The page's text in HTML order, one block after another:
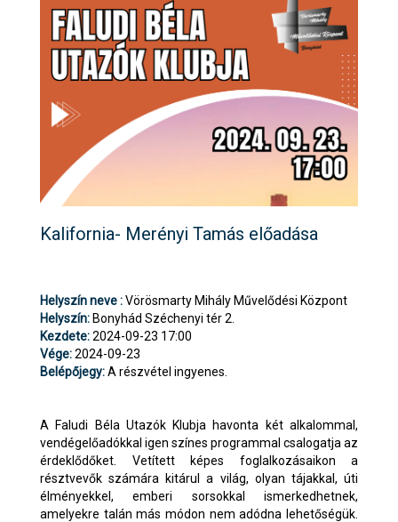
Kalifornia- Merényi Tamás előadása
Helyszín neve :Vörösmarty Mihály Művelődési Központ
Helyszín: Bonyhád Széchenyi tér 2.
Kezdete:2024-09-23 17:00
Vége:2024-09-23
Belépőjegy:A részvétel ingyenes.
A Faludi Béla Utazók Klubja havonta két alkalommal,
vendégelőadókkal igen színes programmal csalogatja az
érdeklődőket. Vetített képes foglalkozásaikon a
résztvevők számára kitárul a világ, olyan tájakkal, úti
élményekkel, emberi sorsokkal ismerkedhetnek,
amelyekre talán más módon nem adódna lehetőségük.